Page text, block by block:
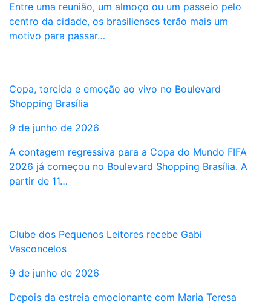
Entre uma reunião, um almoço ou um passeio pelo
centro da cidade, os brasilienses terão mais um
motivo para passar…
Copa, torcida e emoção ao vivo no Boulevard
Shopping Brasília
9 de junho de 2026
A contagem regressiva para a Copa do Mundo FIFA
2026 já começou no Boulevard Shopping Brasília. A
partir de 11…
Clube dos Pequenos Leitores recebe Gabi
Vasconcelos
9 de junho de 2026
Depois da estreia emocionante com Maria Teresa